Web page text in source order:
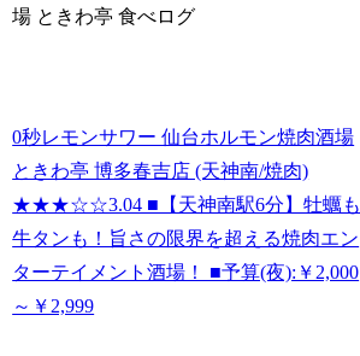
場 ときわ亭 食べログ
0秒レモンサワー 仙台ホルモン焼肉酒場
ときわ亭 博多春吉店 (天神南/焼肉)
★★★☆☆3.04 ■【天神南駅6分】牡蠣も
牛タンも！旨さの限界を超える焼肉エン
ターテイメント酒場！ ■予算(夜):￥2,000
～￥2,999